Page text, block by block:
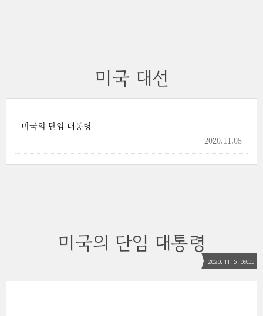
미국 대선
미국의 단임 대통령
2020.11.05
미국의 단임 대통령
2020. 11. 5. 09:33